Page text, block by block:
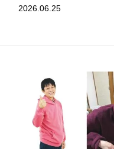
2026.06.25